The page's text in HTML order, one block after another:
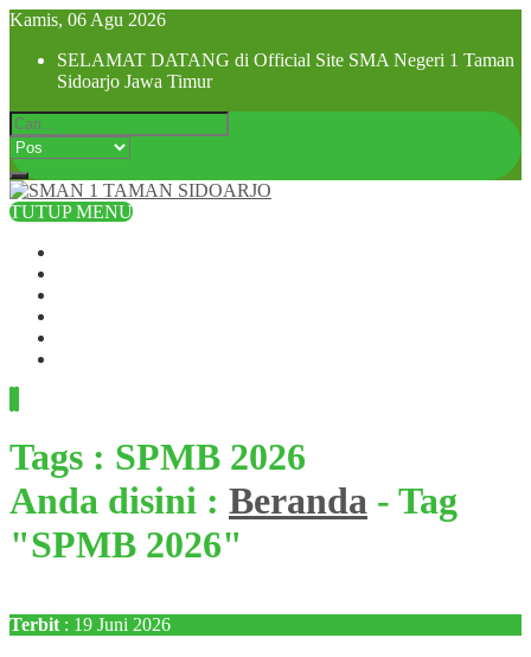
Kamis, 06 Agu 2026
SELAMAT DATANG di Official Site SMA Negeri 1 Taman
Sidoarjo Jawa Timur
TUTUP MENU
Tags : SPMB 2026
Anda disini : Beranda - Tag
"SPMB 2026"
Terbit : 19 Juni 2026